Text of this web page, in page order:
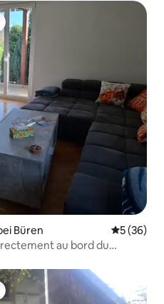
plus appréciés
Büren
5 (36)
au bord du
plus appréciés